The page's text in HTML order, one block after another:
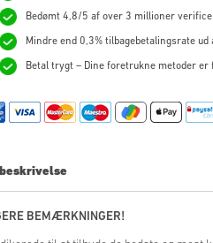
Bedømt 4,8/5 af over 3 millioner
Mindre end 0,3% tilbagebetalingsrate
Betal trygt – Dine foretrukne metoder er
BEMÆRKNINGER!